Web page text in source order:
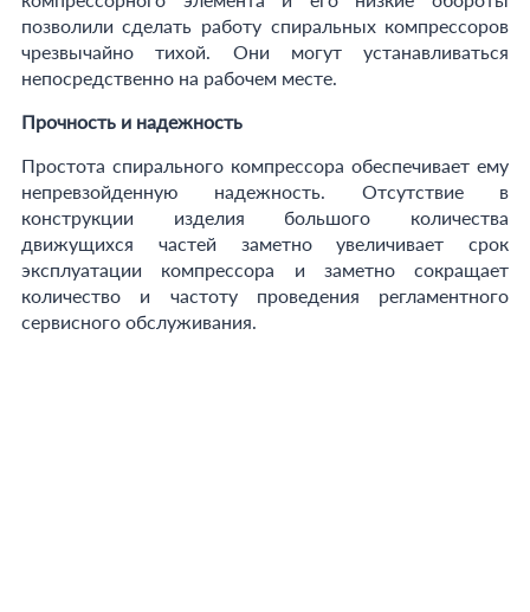
позволили сделать работу спиральных компрессоров
чрезвычайно тихой. Они могут устанавливаться
непосредственно на рабочем месте.
Прочность и надежность
Простота спирального компрессора обеспечивает ему
непревзойденную надежность. Отсутствие в
конструкции изделия большого количества
движущихся частей заметно увеличивает срок
эксплуатации компрессора и заметно сокращает
количество и частоту проведения регламентного
сервисного обслуживания.